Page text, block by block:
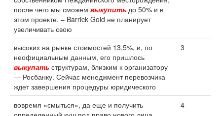
после чего мы сможем выкупить до 50% и в
этом проекте. – Barrick Gold не планирует
увеличивать свою
высоких на рынке стоимостей 13,5%, и, по
неофициальным данным, его пришлось
выкупать структурам, близким к организатору
— Росбанку. Сейчас менеджмент перевозчика
ждет завершения процедуры юридического
3
вовремя «смыться», да еще и получить
4